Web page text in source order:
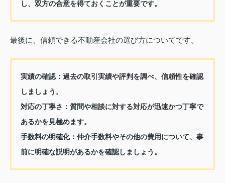
し、双方の合意を得ておくことが重要です。
最後に、信頼できる不動産会社の選び方についてです。
実績の確認： 過去の取引実績や評判を調べ、信頼性を確認
しましょう。
対応の丁寧さ： 質問や相談に対する対応が迅速かつ丁寧で
あるかを見極めます。
手数料の明確化： 仲介手数料やその他の費用について、事
前に明確な説明があるかを確認しましょう。